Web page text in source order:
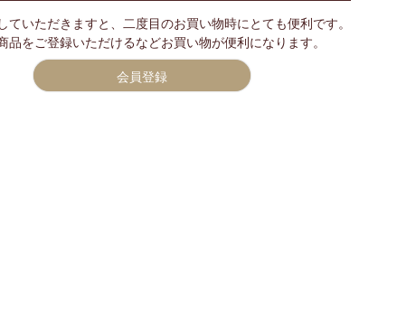
ていただきますと、二度目のお買い物時にとても便利です。
品をご登録いただけるなどお買い物が便利になります。
会員登録